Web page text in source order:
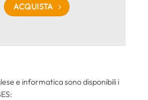
ACQUISTA
e informatica sono disponibili i